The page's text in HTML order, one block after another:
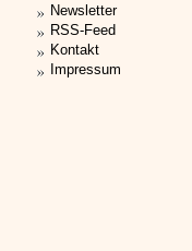
Newsletter
RSS-Feed
Kontakt
Impressum